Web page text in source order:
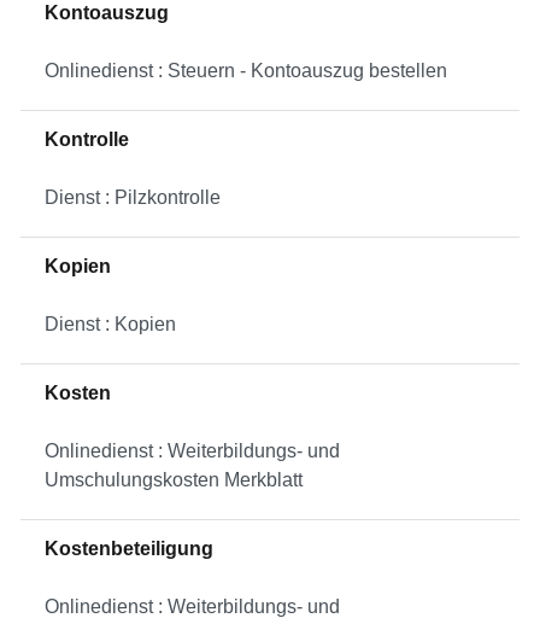
Kontoauszug
Onlinedienst : Steuern - Kontoauszug bestellen
Kontrolle
Dienst : Pilzkontrolle
Kopien
Dienst : Kopien
Kosten
Onlinedienst : Weiterbildungs- und
Umschulungskosten Merkblatt
Kostenbeteiligung
Onlinedienst : Weiterbildungs- und